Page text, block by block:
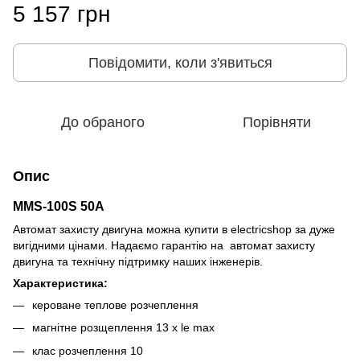
5 157 грн
Повідомити, коли з'явиться
До обраного Порівняти
Опис
MMS-100S 50A
Автомат захисту двигуна можна купити в electricshop за дуже
вигідними цінами. Надаємо гарантію на автомат захисту
двигуна та технічну підтримку наших інженерів.
Характеристика:
кероване теплове розчеплення
магнітне розщеплення 13 x le max
клас розчеплення 10